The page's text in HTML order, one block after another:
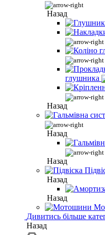
Назад
глушника
Назад
Назад
Назад
Назад
Назад
Дивитись більше
Назад